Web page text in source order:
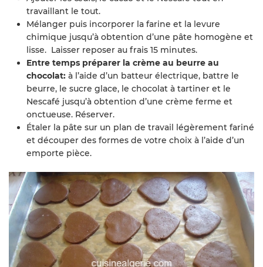
travaillant le tout.
Mélanger puis incorporer la farine et la levure
chimique jusqu’à obtention d’une pâte homogène et
lisse. Laisser reposer au frais 15 minutes.
Entre temps préparer la crème au beurre au
chocolat: à l’aide d’un batteur électrique, battre le
beurre, le sucre glace, le chocolat à tartiner et le
Nescafé jusqu’à obtention d’une crème ferme et
onctueuse. Réserver.
Étaler la pâte sur un plan de travail légèrement fariné
et découper des formes de votre choix à l’aide d’un
emporte pièce.